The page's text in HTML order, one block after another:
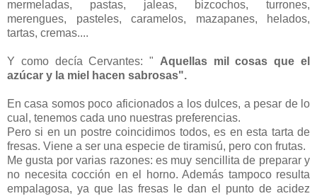
mermeladas, pastas, jaleas, bizcochos, turrones,
merengues, pasteles, caramelos, mazapanes, helados,
tartas, cremas....
Y como decía Cervantes: " Aquellas mil cosas que el
azúcar y la miel hacen sabrosas".
En casa somos poco aficionados a los dulces, a pesar de lo
cual, tenemos cada uno nuestras preferencias.
Pero si en un postre coincidimos todos, es en esta tarta de
fresas. Viene a ser una especie de tiramisú, pero con frutas.
Me gusta por varias razones: es muy sencillita de preparar y
no necesita cocción en el horno. Además tampoco resulta
empalagosa, ya que las fresas le dan el punto de acidez